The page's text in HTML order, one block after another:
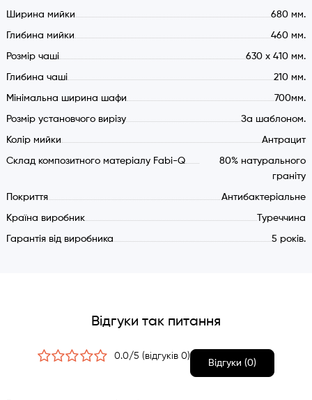
При встіновлення на стільницю використовується тільки
клей або герметик, мийка фіксується за рахунок своєї
ваги (кріпильні кліпси не передбачені).
Ширина мийки 680 мм.
Глибина мийки 460 мм.
Розмір чаші 630 x 410 мм.
Глибина чаші 210 мм.
Мінімальна ширина шафи 700мм.
Розмір установчого вирізу За шаблоном.
Колір мийки Антрацит
Склад композитного матеріалу Fabi-Q
80% натурального
граніту
Покриття Антибактеріальне
Країна виробник Туреччина
Гарантія від виробника 5 років.
Відгуки так питання
0.0/5 (відгуків 0)
Відгуки (0)